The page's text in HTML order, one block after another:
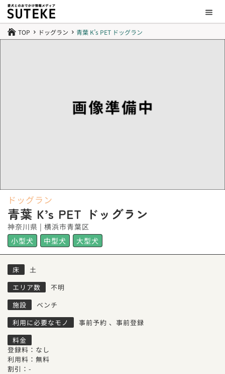
 TOP 5 ドッグラン 5 青葉 K’s PET ドッグラン
ドッグラン
青葉 K’s PET ドッグラン
神奈川県 | 横浜市青葉区
小型犬
中型犬 大型犬
床
土
エリア数
不明
施設
ベンチ
利用に必要なモノ
事前予約 、 事前登録
料金
登録料：なし
利用料：無料
割引：-